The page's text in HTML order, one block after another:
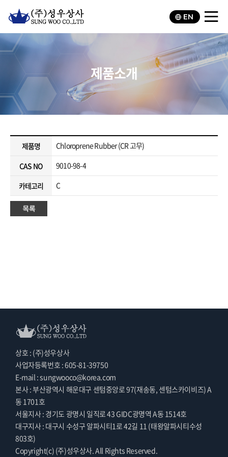
EN
제품소개
제품명
Chloroprene Rubber (CR 고무)
CAS NO
9010-98-4
카테고리
C
상호 : (주)성우상사
사업자등록번호 : 605-81-39750
E-mail : sungwooco@korea.com
본사 : 부산광역시 해운대구 센텀중앙로 97(재송동, 센텀스카이비즈) A
동 1701호
서울지사 : 경기도 광명시 일직로 43 GIDC광명역 A동 1514호
대구지사 : 대구시 수성구 알파시티1로 42길 11 (태왕알파시티수성
803호)
Copyright(c) (주)성우상사. All Rights Reserved.